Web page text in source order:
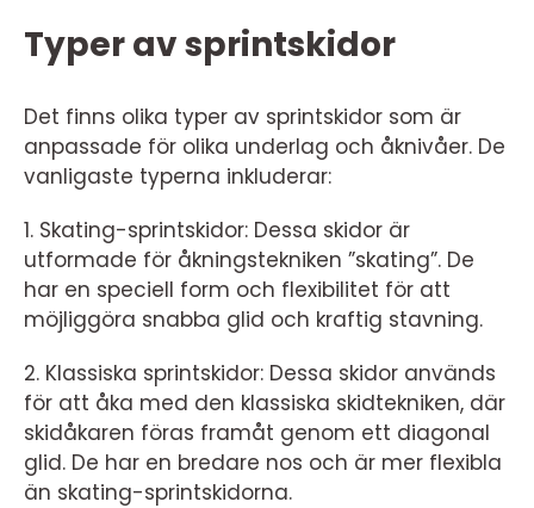
Typer av sprintskidor
Det finns olika typer av sprintskidor som är
anpassade för olika underlag och åknivåer. De
vanligaste typerna inkluderar:
1. Skating-sprintskidor: Dessa skidor är
utformade för åkningstekniken ”skating”. De
har en speciell form och flexibilitet för att
möjliggöra snabba glid och kraftig stavning.
2. Klassiska sprintskidor: Dessa skidor används
för att åka med den klassiska skidtekniken, där
skidåkaren föras framåt genom ett diagonal
glid. De har en bredare nos och är mer flexibla
än skating-sprintskidorna.